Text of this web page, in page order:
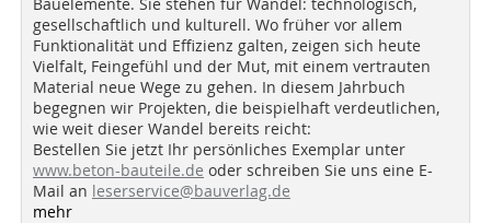
gesellschaftlich und kulturell. Wo früher vor allem
Funktionalität und Effizienz galten, zeigen sich heute
Vielfalt, Feingefühl und der Mut, mit einem vertrauten
Material neue Wege zu gehen. In diesem Jahrbuch
begegnen wir Projekten, die beispielhaft verdeutlichen,
wie weit dieser Wandel bereits reicht:
Bestellen Sie jetzt Ihr persönliches Exemplar unter
www.beton-bauteile.de oder schreiben Sie uns eine E-
Mail an leserservice@bauverlag.de
mehr